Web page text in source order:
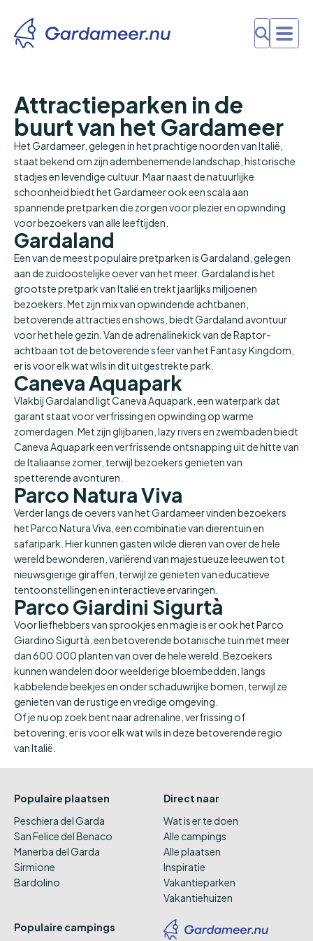
Attractieparken in de
buurt van het Gardameer
Het Gardameer, gelegen in het prachtige noorden van Italië,
staat bekend om zijn adembenemende landschap, historische
stadjes en levendige cultuur. Maar naast de natuurlijke
schoonheid biedt het Gardameer ook een scala aan
spannende pretparken die zorgen voor plezier en opwinding
voor bezoekers van alle leeftijden.
Gardaland
Een van de meest populaire pretparken is Gardaland, gelegen
aan de zuidoostelijke oever van het meer. Gardaland is het
grootste pretpark van Italië en trekt jaarlijks miljoenen
bezoekers. Met zijn mix van opwindende achtbanen,
betoverende attracties en shows, biedt Gardaland avontuur
voor het hele gezin. Van de adrenalinekick van de Raptor-
achtbaan tot de betoverende sfeer van het Fantasy Kingdom,
er is voor elk wat wils in dit uitgestrekte park.
Caneva Aquapark
Vlakbij Gardaland ligt Caneva Aquapark, een waterpark dat
garant staat voor verfrissing en opwinding op warme
zomerdagen. Met zijn glijbanen, lazy rivers en zwembaden biedt
Caneva Aquapark een verfrissende ontsnapping uit de hitte van
de Italiaanse zomer, terwijl bezoekers genieten van
spetterende avonturen.
Parco Natura Viva
Verder langs de oevers van het Gardameer vinden bezoekers
het Parco Natura Viva, een combinatie van dierentuin en
safaripark. Hier kunnen gasten wilde dieren van over de hele
wereld bewonderen, variërend van majestueuze leeuwen tot
nieuwsgierige giraffen, terwijl ze genieten van educatieve
tentoonstellingen en interactieve ervaringen.
Parco Giardini Sigurtà
Voor liefhebbers van sprookjes en magie is er ook het Parco
Giardino Sigurtà, een betoverende botanische tuin met meer
dan 600.000 planten van over de hele wereld. Bezoekers
kunnen wandelen door weelderige bloembedden, langs
kabbelende beekjes en onder schaduwrijke bomen, terwijl ze
genieten van de rustige en vredige omgeving.
Of je nu op zoek bent naar adrenaline, verfrissing of
betovering, er is voor elk wat wils in deze betoverende regio
van Italië.
Populaire plaatsen
Peschiera del Garda
San Felice del Benaco
Manerba del Garda
Sirmione
Bardolino
Direct naar
Wat is er te doen
Alle campings
Alle plaatsen
Inspiratie
Vakantieparken
Vakantiehuizen
Populaire campings